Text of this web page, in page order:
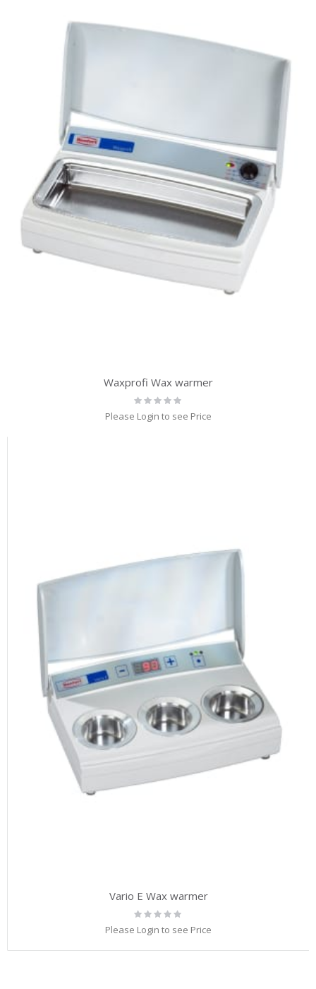
Waxprofi Wax warmer
Rating:
0%
Please Login to see Price
Vario E Wax warmer
Rating:
Please Login to see Price